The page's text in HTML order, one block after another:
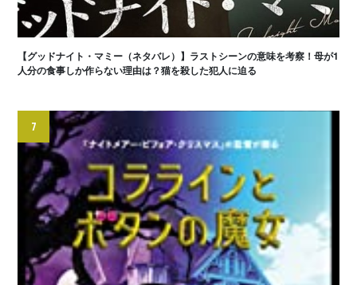
【グッドナイト・マミー（ネタバレ）】ラストシーンの意味を考察！母が1
人分の食事しか作らない理由は？猫を殺した犯人に迫る
7